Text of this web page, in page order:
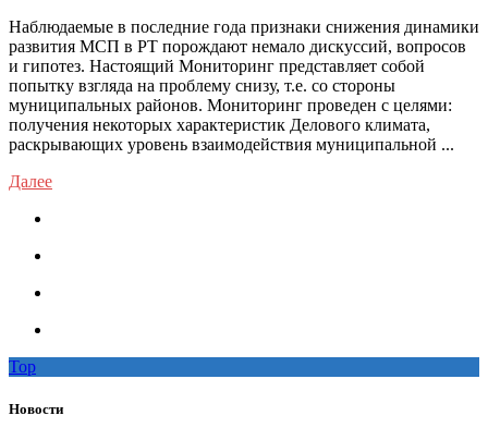
Наблюдаемые в последние года признаки снижения динамики
развития МСП в РТ порождают немало дискуссий, вопросов
и гипотез. Настоящий Мониторинг представляет собой
попытку взгляда на проблему снизу, т.е. со стороны
муниципальных районов. Мониторинг проведен с целями:
получения некоторых характеристик Делового климата,
раскрывающих уровень взаимодействия муниципальной ...
Далее
Top
Новости